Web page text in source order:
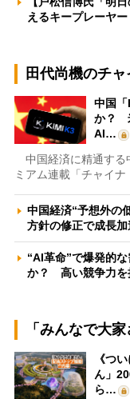
えるキープレーヤ
田代尚機のチ
中国
か？
AI…
中国経済に精通する
ミアム連載「チャイ
中国経済“予想外の
方針の修正で成長
“AI革命”で爆発的
か？ 高い競争力を
「みんなで大
《つ
ん」
ら…